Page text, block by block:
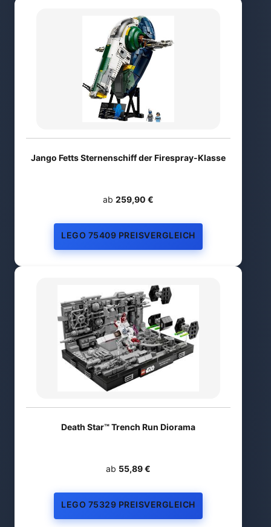
Jango Fetts Sternenschiff der Firespray-Klasse
ab 259,90 €
LEGO 75409 PREISVERGLEICH
Death Star™ Trench Run Diorama
ab 55,89 €
LEGO 75329 PREISVERGLEICH